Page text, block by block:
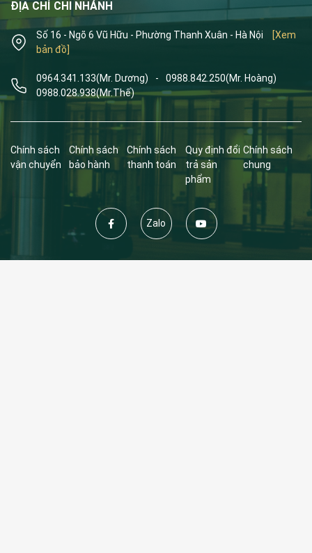
ĐỊA CHỈ CHI NHÁNH
Số 16 - Ngõ 6 Vũ Hữu - Phường Thanh Xuân - Hà Nội
[Xem
bản đồ]
0964.341.133(Mr. Dương) - 0988.842.250(Mr. Hoàng)
0988.028.938(Mr.Thế)
Chính sách
vận chuyển
Chính sách
bảo hành
Chính sách
thanh toán
Quy định đổi
trả sản
phẩm
Chính sách
chung
Zalo